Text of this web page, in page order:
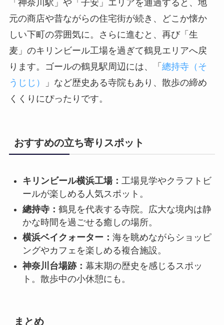
「神奈川駅」や「子安」エリアを通過すると、地
元の商店や昔ながらの住宅街が続き、どこか懐か
しい下町の雰囲気に。さらに進むと、再び「生
麦」のキリンビール工場を過ぎて鶴見エリアへ戻
ります。ゴールの鶴見駅周辺には、「 總持寺（そ
うじじ）
」など歴史ある寺院もあり、散歩の締め
くくりにぴったりです。
おすすめの立ち寄りスポット
キリンビール横浜工場： 工場見学やクラフトビ
ールが楽しめる人気スポット。
總持寺： 鶴見を代表する寺院。広大な境内は静
かな時間を過ごせる癒しの場所。
横浜ベイクォーター： 海を眺めながらショッピ
ングやカフェを楽しめる複合施設。
神奈川台場跡： 幕末期の歴史を感じるスポッ
ト。散歩中の小休憩にも。
まとめ